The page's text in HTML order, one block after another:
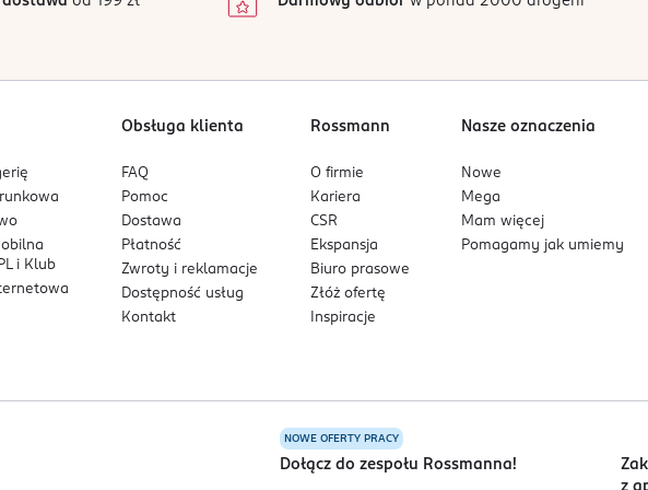
1
0%
i Klub
Obsługa klienta
FAQ
Pomoc
Dostawa
Płatność
Zwroty i reklamacje
Dostępność usług
Kontakt
Rossmann
O firmie
Kariera
CSR
Ekspansja
Biuro prasowe
Złóż ofertę
Inspiracje
Nasze oznaczenia
Nowe
Mega
Mam więcej
Pomagamy jak umiemy
NOWE OFERTY PRACY
Dołącz do zespołu Rossmanna!
z